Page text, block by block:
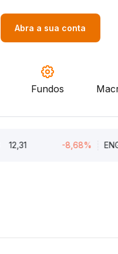
Abra a sua conta
Fundos
-8,68% ENGI11